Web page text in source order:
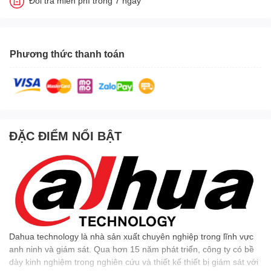
Phương thức thanh toán
ĐẶC ĐIỂM NỔI BẬT
Dahua technology là nhà sản xuất chuyên nghiệp trong lĩnh vực
anh ninh và giám sát. Qua hơn 15 năm phát triển, công ty có bề
dày kinh nghiệm trong nghiên cứu và thiết kế thiết bị giám sát với